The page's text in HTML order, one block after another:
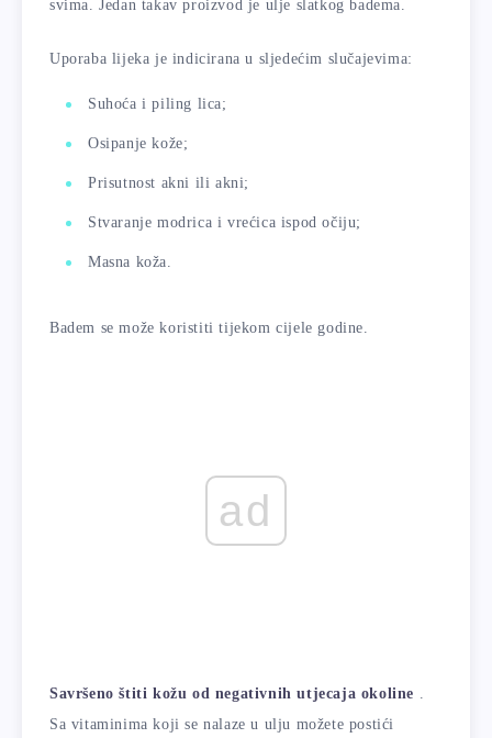
svima. Jedan takav proizvod je ulje slatkog badema.
Uporaba lijeka je indicirana u sljedećim slučajevima:
Suhoća i piling lica;
Osipanje kože;
Prisutnost akni ili akni;
Stvaranje modrica i vrećica ispod očiju;
Masna koža.
Badem se može koristiti tijekom cijele godine.
ad
Savršeno štiti kožu od negativnih utjecaja okoline
Sa vitaminima koji se nalaze u ulju možete postići